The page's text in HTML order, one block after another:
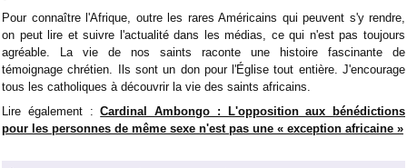
Pour connaître l'Afrique, outre les rares Américains qui peuvent s'y rendre,
on peut lire et suivre l'actualité dans les médias, ce qui n'est pas toujours
agréable. La vie de nos saints raconte une histoire fascinante de
témoignage chrétien. Ils sont un don pour l'Église tout entière. J'encourage
tous les catholiques à découvrir la vie des saints africains.
Lire également :Cardinal Ambongo : L'opposition aux bénédictions
pour les personnes de même sexe n'est pas une « exception africaine »